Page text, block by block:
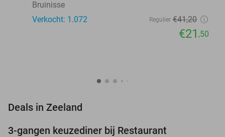
Bruinisse
Verkocht: 1.072
Regulier €41,20
€21 ,50
Deals in Zeeland
3-gangen keuzediner bij Restaurant